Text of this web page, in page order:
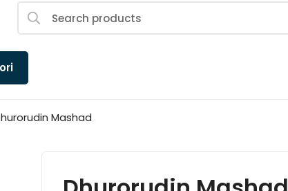
Search
for:
Mashad